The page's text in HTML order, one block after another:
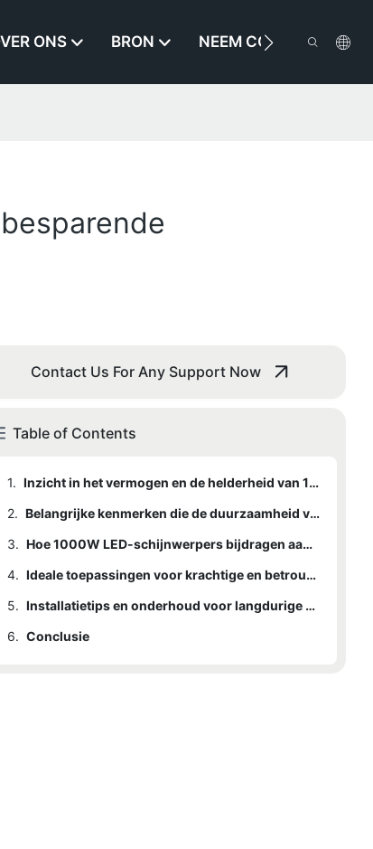
ONS BRON NEEM CONTACT MET
Contact Us For Any Support Now
Table of Contents
1.
Inzicht in het vermogen en de helderheid van 1000W LED-schijnwerpers
2.
Belangrijke kenmerken die de duurzaamheid van buitenverlichting garanderen
3.
Hoe 1000W LED-schijnwerpers bijdragen aan energiebesparing
4.
Ideale toepassingen voor krachtige en betrouwbare buitenverlichting.
5.
Installatietips en onderhoud voor langdurige prestaties
6. Conclusie